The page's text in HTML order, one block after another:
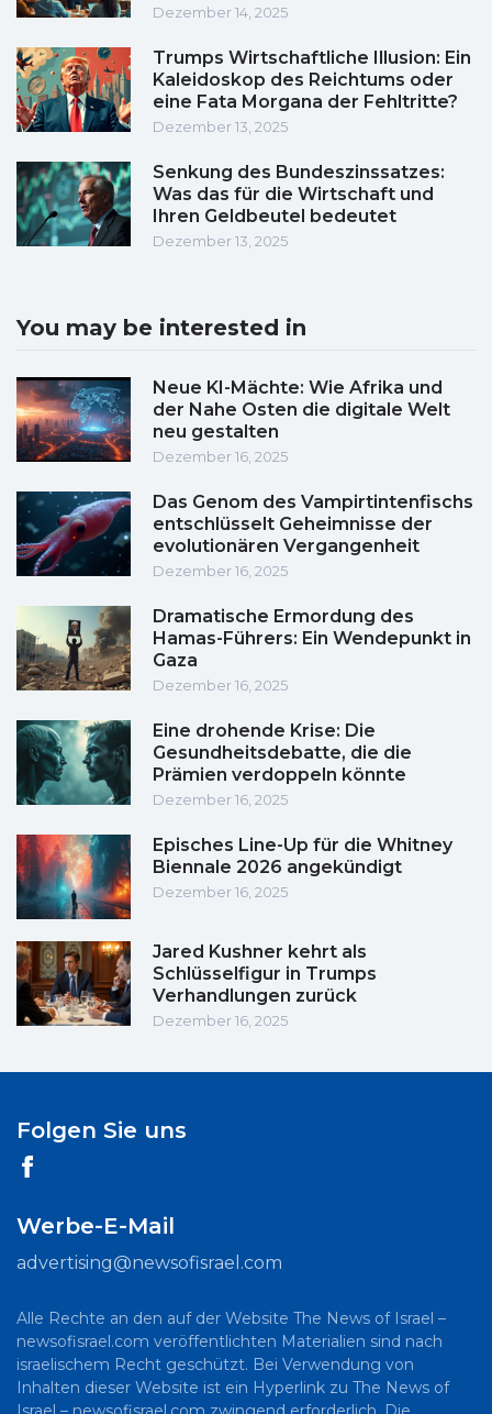
Dezember 14, 2025
Trumps Wirtschaftliche Illusion: Ein
Kaleidoskop des Reichtums oder
eine Fata Morgana der Fehltritte?
Dezember 13, 2025
Senkung des Bundeszinssatzes:
Was das für die Wirtschaft und
Ihren Geldbeutel bedeutet
Dezember 13, 2025
You may be interested in
Neue KI-Mächte: Wie Afrika und
der Nahe Osten die digitale Welt
neu gestalten
Dezember 16, 2025
Das Genom des Vampirtintenfischs
entschlüsselt Geheimnisse der
evolutionären Vergangenheit
Dezember 16, 2025
Dramatische Ermordung des
Hamas-Führers: Ein Wendepunkt in
Gaza
Dezember 16, 2025
Eine drohende Krise: Die
Gesundheitsdebatte, die die
Prämien verdoppeln könnte
Dezember 16, 2025
Episches Line-Up für die Whitney
Biennale 2026 angekündigt
Dezember 16, 2025
Jared Kushner kehrt als
Schlüsselfigur in Trumps
Verhandlungen zurück
Dezember 16, 2025
Folgen Sie uns
Werbe-E-Mail
advertising@newsofisrael.com
Alle Rechte an den auf der Website The News of Israel –
newsofisrael.com veröffentlichten Materialien sind nach
israelischem Recht geschützt. Bei Verwendung von
Inhalten dieser Website ist ein Hyperlink zu The News of